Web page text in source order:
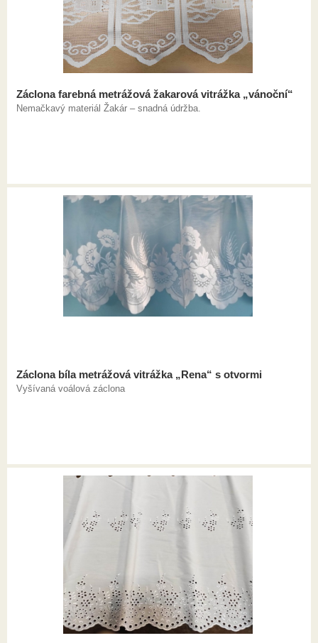
Záclona farebná metrážová žakarová vitrážka „vánoční“
Nemačkavý materiál Žakár – snadná údržba.
Záclona bíla metrážová vitrážka „Rena“ s otvormi
Vyšívaná voálová záclona